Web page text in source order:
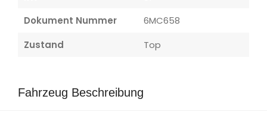
Dokument Nummer
6MC658
Zustand
Top
Fahrzeug Beschreibung